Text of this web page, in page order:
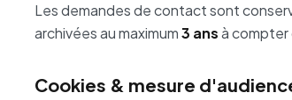
Les demandes de contact sont
archivées au maximum3 ansà compter
Cookies & mesure